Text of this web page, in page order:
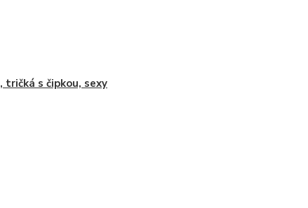
tričká s čipkou, sexy